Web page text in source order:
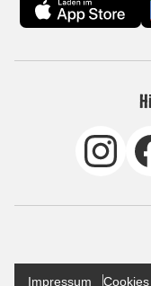
Impressum Cookies